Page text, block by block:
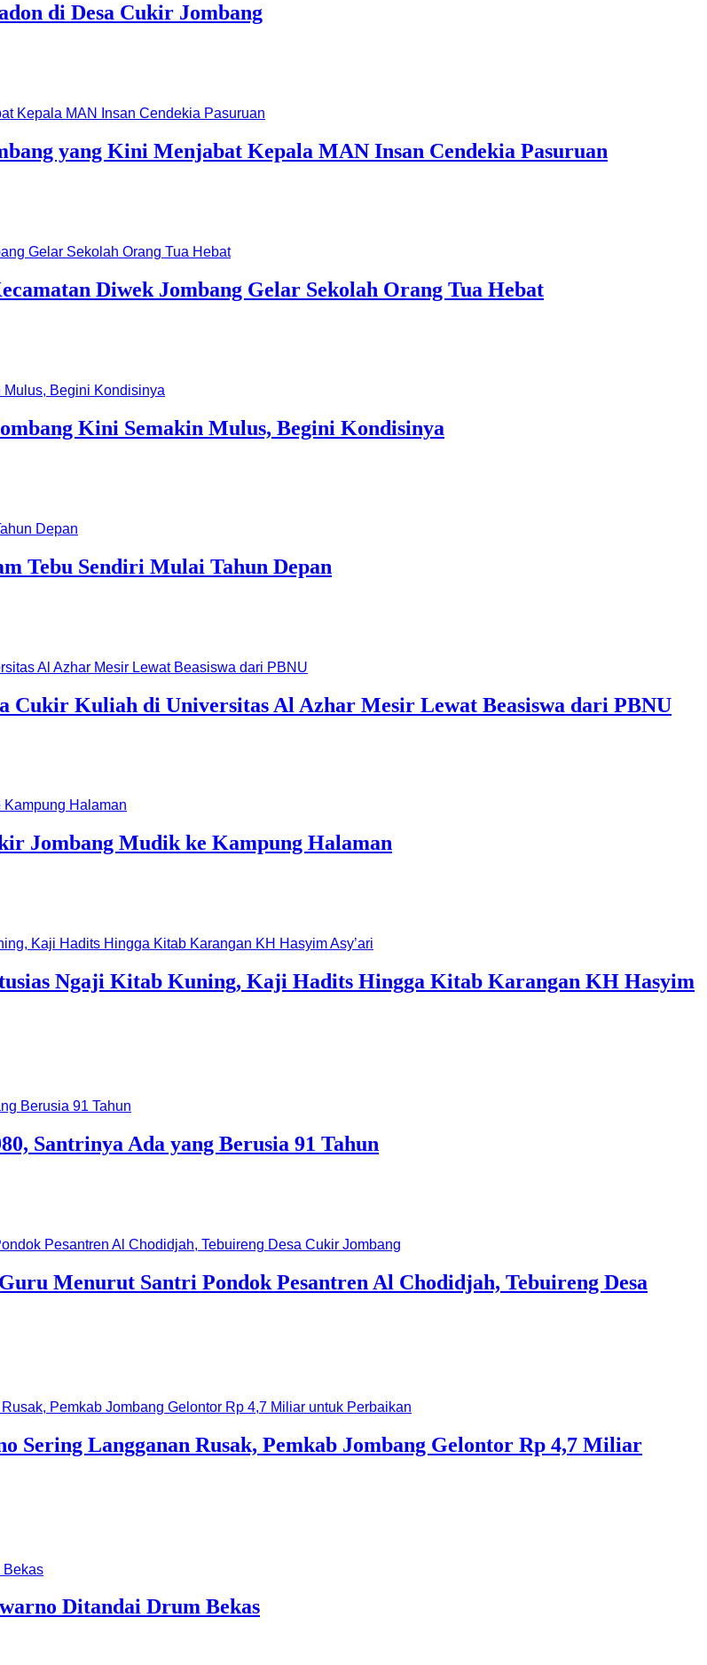
di Desa Cukir Jombang
yang Kini Menjabat Kepala MAN Insan Cendekia Pasuruan
Diwek Jombang Gelar Sekolah Orang Tua Hebat
Kini Semakin Mulus, Begini Kondisinya
Tebu Sendiri Mulai Tahun Depan
Cukir Kuliah di Universitas Al Azhar Mesir Lewat Beasiswa dari PBNU
Jombang Mudik ke Kampung Halaman
Ngaji Kitab Kuning, Kaji Hadits Hingga Kitab Karangan KH Hasyim
Santrinya Ada yang Berusia 91 Tahun
Menurut Santri Pondok Pesantren Al Chodidjah, Tebuireng Desa
Sering Langganan Rusak, Pemkab Jombang Gelontor Rp 4,7 Miliar
Ditandai Drum Bekas